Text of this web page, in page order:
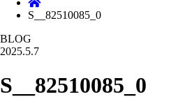
S__82510085_0
BLOG
2025.5.7
S__82510085_0